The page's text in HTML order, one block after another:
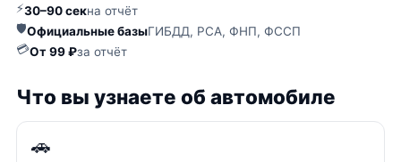
⚡30–90 секна отчёт
🛡Официальные базыГИБДД, РСА, ФНП, ФССП
💳От 99 ₽за отчёт
Что вы узнаете об автомобиле
🚗